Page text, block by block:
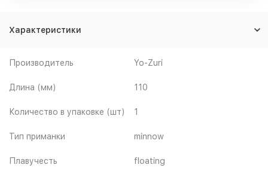
Характеристики
Производитель Yo-Zuri
Длина (мм) 110
Количество в упаковке (шт) 1
Тип приманки minnow
Плавучесть floating